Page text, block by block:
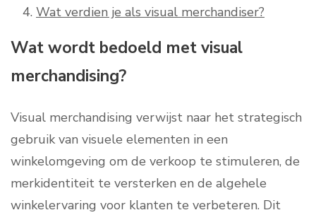
Wat verdien je als visual merchandiser?
Wat wordt bedoeld met visual
merchandising?
Visual merchandising verwijst naar het strategisch
gebruik van visuele elementen in een
winkelomgeving om de verkoop te stimuleren, de
merkidentiteit te versterken en de algehele
winkelervaring voor klanten te verbeteren. Dit